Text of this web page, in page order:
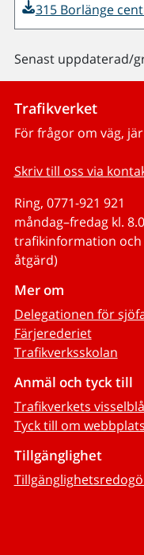
315 Borlänge
Senast uppdaterad/
Trafikverket
För frågor om väg,
Skriv till oss via
Ring, 0771-921 921
måndag–fredag kl.
trafikinformation och
åtgärd)
Mer om
Delegationen för
Färjerederiet
Trafikverksskolan
Anmäl och tyck till
Trafikverkets
Tyck till om
Tillgänglighet